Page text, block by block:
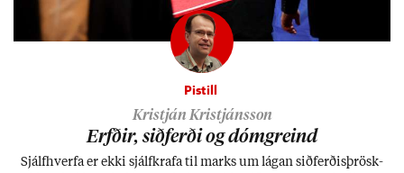
Pistill
Kristján Kristjánsson
Erfð­ir, sið­ferði og dómgreind
Sjálf­hverfa er ekki sjálf­krafa til marks um lág­an sið­ferð­is­þrösk­